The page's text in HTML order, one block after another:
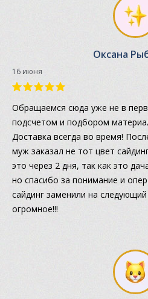
Оксана
16 июня
Обращаемся сюда уже не в
подсчетом и подбором
Доставка всегда во время!
муж заказал не тот цвет
это через 2 дня, так как это
но спасибо за понимание и
сайдинг заменили на
огромное!!!